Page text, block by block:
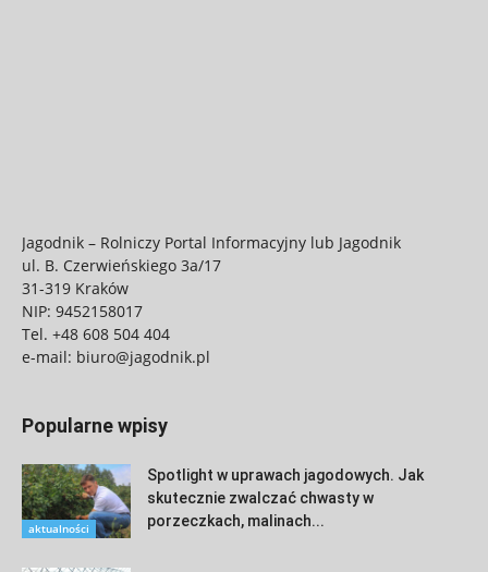
Jagodnik – Rolniczy Portal Informacyjny lub Jagodnik
ul. B. Czerwieńskiego 3a/17
31-319 Kraków
NIP: 9452158017
Tel. +48 608 504 404
e-mail: biuro@jagodnik.pl
Popularne wpisy
aktualności
Spotlight w uprawach jagodowych. Jak
skutecznie zwalczać chwasty w
porzeczkach, malinach...